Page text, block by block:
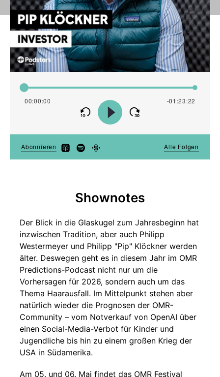
Shownotes
Der Blick in die Glaskugel zum Jahresbeginn hat
inzwischen Tradition, aber auch Philipp
Westermeyer und Philipp "Pip" Klöckner werden
älter. Deswegen geht es in diesem Jahr im OMR
Predictions-Podcast nicht nur um die
Vorhersagen für 2026, sondern auch um das
Thema Haarausfall. Im Mittelpunkt stehen aber
natürlich wieder die Prognosen der OMR-
Community – vom Notverkauf von OpenAI über
einen Social-Media-Verbot für Kinder und
Jugendliche bis hin zu einem großen Krieg der
USA in Südamerika.
Am 05. und 06. Mai findet das OMR Festival